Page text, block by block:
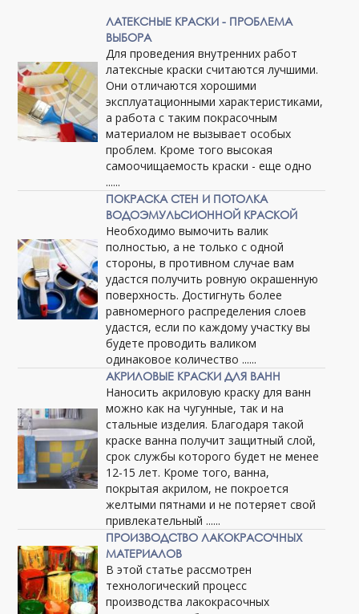
ЛАТЕКСНЫЕ КРАСКИ - ПРОБЛЕМА
ВЫБОРА
Для проведения внутренних работ
латексные краски считаются лучшими.
Они отличаются хорошими
эксплуатационными характеристиками,
а работа с таким покрасочным
материалом не вызывает особых
проблем. Кроме того высокая
самоочищаемость краски - еще одно
......
ПОКРАСКА СТЕН И ПОТОЛКА
ВОДОЭМУЛЬСИОННОЙ КРАСКОЙ
Необходимо вымочить валик
полностью, а не только с одной
стороны, в противном случае вам
удастся получить ровную окрашенную
поверхность. Достигнуть более
равномерного распределения слоев
удастся, если по каждому участку вы
будете проводить валиком
одинаковое количество ......
АКРИЛОВЫЕ КРАСКИ ДЛЯ ВАНН
Наносить акриловую краску для ванн
можно как на чугунные, так и на
стальные изделия. Благодаря такой
краске ванна получит защитный слой,
срок службы которого будет не менее
12-15 лет. Кроме того, ванна,
покрытая акрилом, не покроется
желтыми пятнами и не потеряет свой
привлекательный ......
ПРОИЗВОДСТВО ЛАКОКРАСОЧНЫХ
МАТЕРИАЛОВ
В этой статье рассмотрен
технологический процесс
производства лакокрасочных